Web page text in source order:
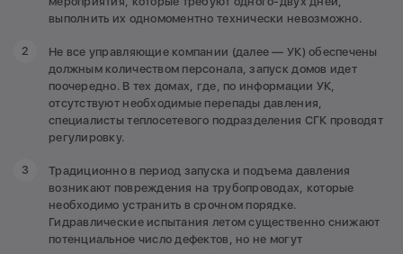
выполнить их одномоментно технически невозможно.
Не все управляющие компании (далее — УК) обеспечены
должным количеством персонала, запуск домов идет
поочередно. В тех домах, где, по информации УК,
отсутствуют необходимые перепады давления,
специалисты теплосетевого подразделения СГК проводят
регулировку.
Традиционно в период запуска и подъема давления
возникают повреждения на трубопроводах, которые
необходимо устранить в срочном порядке.
Гидравлические испытания летом существенно снижают
потенциальное число дефектов, но не могут